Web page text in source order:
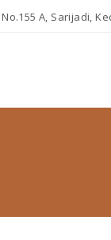
A, Sarijadi,